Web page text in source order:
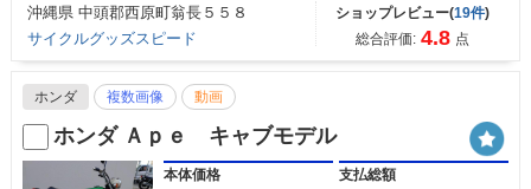
沖縄県 中頭郡西原町翁長５５８
サイクルグッズスピード
ショップレビュー(19件)
総合評価: 4.8 点
ホンダ 複数画像 動画
ホンダ Ａｐｅ キャブモデル
本体価格 支払総額